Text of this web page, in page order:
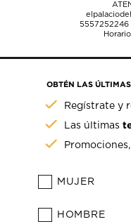
5557252246
OBTÉN LAS
Regístrate y
Las últimas
Promociones,
MUJER
HOMBRE